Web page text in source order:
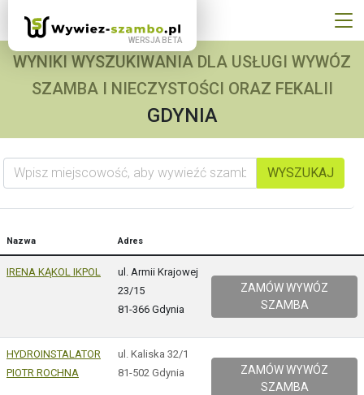
WYNIKI WYSZUKIWANIA DLA USŁUGI WYWÓZ
SZAMBA I NIECZYSTOŚCI ORAZ FEKALII
GDYNIA
Wpisz miejscowość, aby wywieźć szambo
WYSZUKAJ
Nazwa Adres
IRENA KĄKOL IKPOL
ul. Armii Krajowej
23/15
81-366 Gdynia
ZAMÓW WYWÓZ
SZAMBA
HYDROINSTALATOR
PIOTR ROCHNA
ul. Kaliska 32/1
81-502 Gdynia
ZAMÓW WYWÓZ
SZAMBA